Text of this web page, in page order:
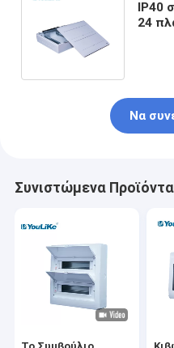
IP40
24
Να
Συνιστώμενα Προϊόντα